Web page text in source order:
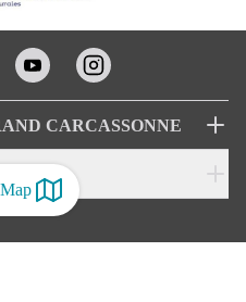
CARCASSONNE